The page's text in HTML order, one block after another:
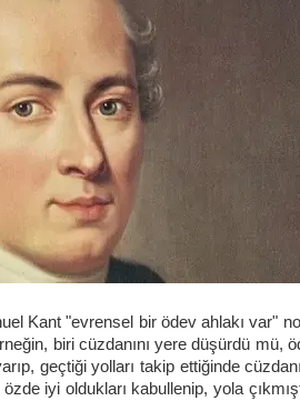
Kant "evrensel bir ödev ahlakı var"
biri cüzdanını yere düşürdü mü,
geçtiği yolları takip ettiğinde
iyi oldukları kabullenip, yola